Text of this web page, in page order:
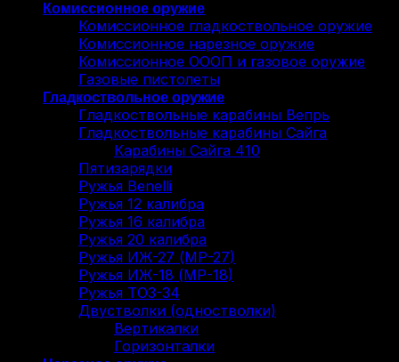
Комиссионное оружие
Комиссионное гладкоствольное оружие
Комиссионное нарезное оружие
Комиссионное ОООП и газовое оружие
Газовые пистолеты
Гладкоствольное оружие
Гладкоствольные карабины Вепрь
Гладкоствольные карабины Сайга
Карабины Сайга 410
Пятизарядки
Ружья Benelli
Ружья 12 калибра
Ружья 16 калибра
Ружья 20 калибра
Ружья ИЖ-27 (МР-27)
Ружья ИЖ-18 (МР-18)
Ружья ТОЗ-34
Двустволки (одностволки)
Вертикалки
Горизонталки